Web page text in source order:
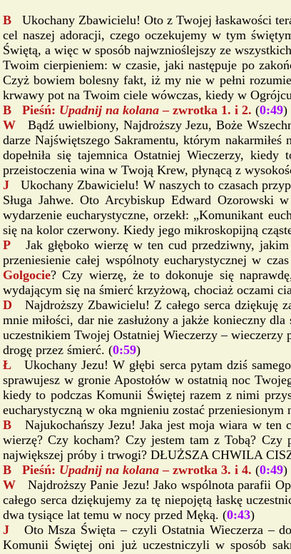
B Ukochany Zbawicielu! Oto z Twojej łaskawości
cel naszej adoracji, czego oczekujemy w tym
Świętą, a więc w sposób najwznioślejszy ze
Twoim cierpieniem: w czasie, jaki następuje po
Czyż bowiem bolesny fakt, iż my nie w pełni
krwawy pot na Twoim ciele wówczas, kiedy w
B Pieśń: Upadnij na kolana– zwrotka 1. i 2. (0:49)
WBądź uwielbiony, Najdroższy Jezu, Boże
darze Najświętszego Sakramentu, którym
dopełniła się tajemnica Ostatniej Wieczerzy,
przeistoczenia wina w Twoją Krew, płynącą z
J Ukochany Zbawicielu! W naszych to czasach
Sługa Jahwe. Oto Arcybiskup Edward Ozorowski
wydarzenie eucharystyczne, orzekł: „Komunikant
się na kolor czerwony. Kiedy jego mikroskopijną
P Jak głęboko wierzę w ten cud przedziwny,
przeniesienie całej wspólnoty eucharystycznej w
Golgocie? Czy wierzę, że to dokonuje się
wydającym się na śmierć krzyżową, chociaż oczami
D Najdroższy Zbawicielu! Z całego serca dziękuję
mnie miłości, dar nie zasłużony a jakże konieczny
uczestnikiem Twojej Ostatniej Wieczerzy – wieczerzy
drogę przez śmierć. (0:59)
ŁUkochany Jezu! W głębi serca pytam dziś
sprawujesz w gronie Apostołów w ostatnią noc
kiedy to podczas Komunii Świętej razem z nimi
eucharystyczną w oka mgnieniu zostać
B Najukochańszy Jezu! Jaka jest moja wiara w ten
wierzę? Czy kocham? Czy jestem tam z Tobą?
największej próby i trwogi? DŁUŻSZA CHWILA
B Pieśń: Upadnij na kolana– zwrotka 3. i 4. (0:49)
W Najdroższy Panie Jezu! Jako wspólnota parafii
całego serca dziękujemy za tę niepojętą łaskę
dwa tysiące lat temu w nocy przed Męką. (0:43)
J Oto Msza Święta – czyli Ostatnia Wieczerza –
Komunii Świętej oni już uczestniczyli w sposób